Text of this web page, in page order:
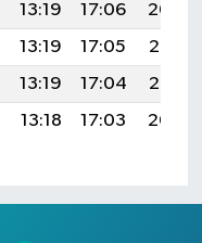
13:19 17:06
20:09
13:19 17:05
20:07
13:19 17:04
20:06
13:18 17:03 20:04